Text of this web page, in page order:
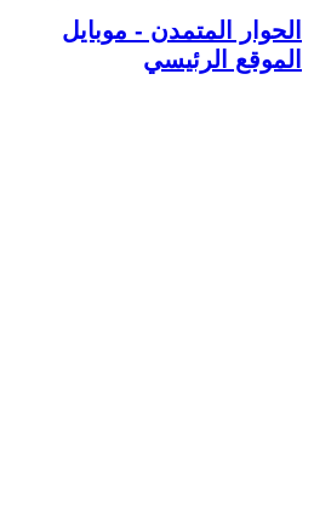
الحوار المتمدن - موبايل
الموقع الرئيسي